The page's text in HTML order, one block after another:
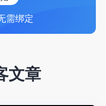
需绑定
文章